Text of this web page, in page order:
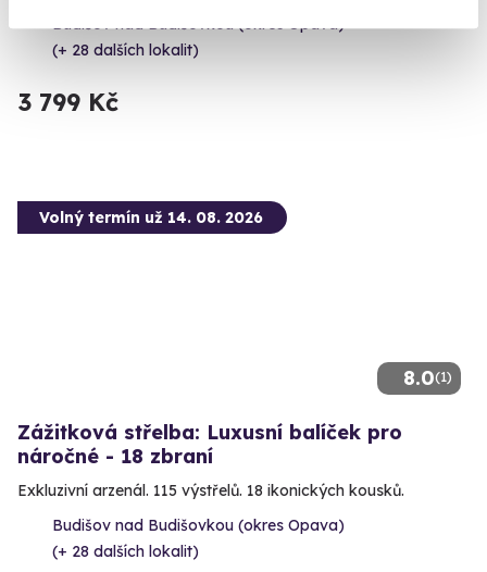
(+ 28 dalších lokalit)
3 799 Kč
8.0(1)
Volný termín už 14. 08. 2026
Zážitková střelba: Luxusní balíček pro
náročné - 18 zbraní
Exkluzivní arzenál. 115 výstřelů. 18 ikonických kousků.
Budišov nad Budišovkou (okres Opava)
(+ 28 dalších lokalit)